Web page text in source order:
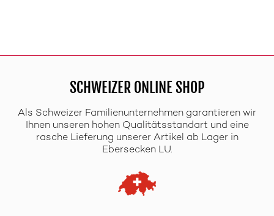
SCHWEIZER ONLINE SHOP
Als Schweizer Familienunternehmen garantieren wir
Ihnen unseren hohen Qualitätsstandart und eine
rasche Lieferung unserer Artikel ab Lager in
Ebersecken LU.